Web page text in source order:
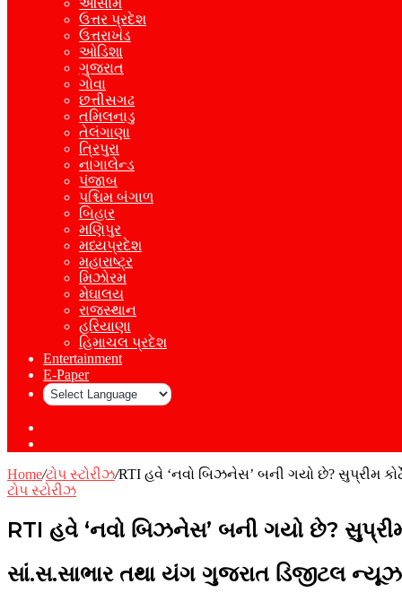
આસામ
ઉત્તર પ્રદેશ
ઉત્તરાખંડ
ઓડિશા
ગુજરાત
ગોવા
છત્તીસગઢ
તમિલનાડુ
તેલંગાણા
ત્રિપુરા
નાગાલેન્ડ
પંજાબ
પશ્ચિમ બંગાળ
બિહાર
મણિપુર
મધ્યપ્રદેશ
મહારાષ્ટ્ર
મિઝોરમ
મેઘાલય
રાજસ્થાન
હરિયાણા
હિમાચલ પ્રદેશ
Entertainment
E-Paper
Home/ટોપ સ્ટોરીઝ/RTI હવે ‘નવો બિઝનેસ’ બની ગયો છે? સુપ્રીમ
ટોપ સ્ટોરીઝ
RTI હવે ‘નવો બિઝનેસ’ બની ગયો છે? સુપ્રીમ
સાં.સ.સાભાર તથા યંગ ગુજરાત ડિજીટલ